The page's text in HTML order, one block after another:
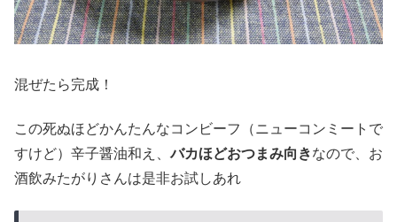
混ぜたら完成！
この死ぬほどかんたんなコンビーフ（ニューコンミートで
すけど）辛子醤油和え、バカほどおつまみ向きなので、お
酒飲みたがりさんは是非お試しあれ